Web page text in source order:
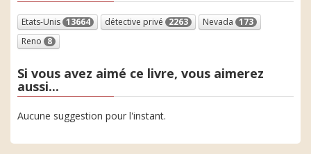
Etats-Unis 13664 détective privé 2263 Nevada 173
Reno 8
Si vous avez aimé ce livre, vous aimerez
aussi...
Aucune suggestion pour l'instant.